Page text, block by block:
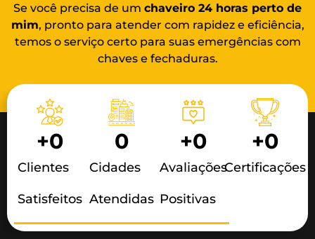
Se você precisa de um chaveiro 24 horas perto de
mim, pronto para atender com rapidez e eficiência,
temos o serviço certo para suas emergências com
chaves e fechaduras.
Clientes
Satisfeitos
+0
Cidades
Atendidas
0
Avaliações
Positivas
+0
Certificações
+0